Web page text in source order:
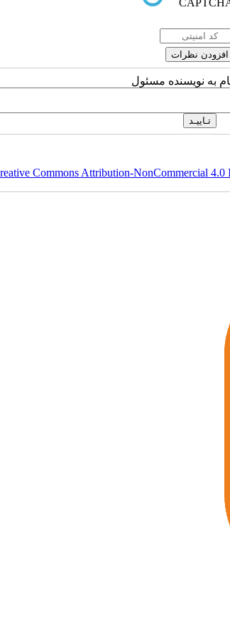
به نویسنده مسئول
Commons Attribution-NonCommercial 4.0